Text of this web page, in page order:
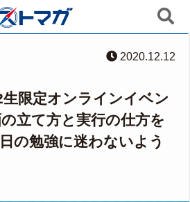
2020.12.12
生限定オンラインイベン
立て方と実行の仕方を
の勉強に迷わないよう